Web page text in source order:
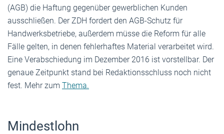
(AGB) die Haftung gegenüber gewerblichen Kunden
ausschließen. Der ZDH fordert den AGB-Schutz für
Handwerksbetriebe, außerdem müsse die Reform für alle
Fälle gelten, in denen fehlerhaftes Material verarbeitet wird.
Eine Verabschiedung im Dezember 2016 ist vorstellbar. Der
genaue Zeitpunkt stand bei Redaktionsschluss noch nicht
fest. Mehr zum Thema.
Mindestlohn